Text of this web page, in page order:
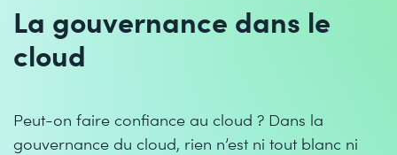
La gouvernance dans le
cloud
Peut-on faire confiance au cloud ? Dans la
gouvernance du cloud, rien n’est ni tout blanc ni